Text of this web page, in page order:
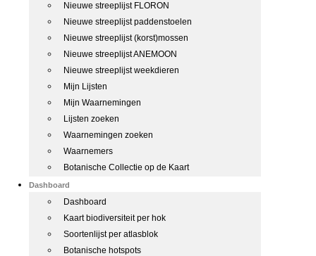
Nieuwe streeplijst FLORON
Nieuwe streeplijst paddenstoelen
Nieuwe streeplijst (korst)mossen
Nieuwe streeplijst ANEMOON
Nieuwe streeplijst weekdieren
Mijn Lijsten
Mijn Waarnemingen
Lijsten zoeken
Waarnemingen zoeken
Waarnemers
Botanische Collectie op de Kaart
Dashboard
Dashboard
Kaart biodiversiteit per hok
Soortenlijst per atlasblok
Botanische hotspots